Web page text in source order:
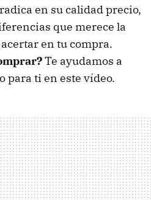
en su calidad precio,
que merece la
en tu compra.
Te ayudamos a
para ti en este vídeo.